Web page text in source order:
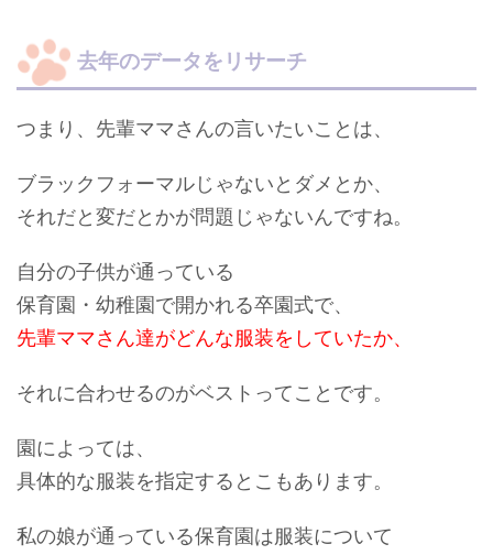
去年のデータをリサーチ
つまり、先輩ママさんの言いたいことは、
ブラックフォーマルじゃないとダメとか、
それだと変だとかが問題 じゃないんですね。
自分の子供が通っている
保育園・幼稚園で開かれる卒園式で、
先輩ママさん達がどんな服装をしていたか、
それに合わせるのがベストってことです。
園によっては、
具体的な服装を指定するとこもあります。
私の娘が通っている保育園は服装について